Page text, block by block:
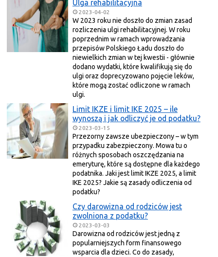
Ulga rehabilitacyjna
2023-04-02
W 2023 roku nie doszło do zmian zasad
rozliczenia ulgi rehabilitacyjnej. W roku
poprzednim w ramach wprowadzania
przepisów Polskiego Ładu doszło do
niewielkich zmian w tej kwestii - głównie
dodano wydatki, które kwalifikują się do
ulgi oraz doprecyzowano pojęcie leków,
które mogą zostać odliczone w ramach
ulgi.
Limit IKZE i limit IKE 2025 – ile
wynoszą i jak odliczyć je od podatku?
2023-03-15
Przezorny zawsze ubezpieczony – w tym
przypadku zabezpieczony. Mowa tu o
różnych sposobach oszczędzania na
emeryturę, które są dostępne dla każdego
podatnika. Jaki jest limit IKZE 2025, a limit
IKE 2025? Jakie są zasady odliczenia od
podatku?
Czy darowizna od rodziców jest
zwolniona z podatku?
2023-03-03
Darowizna od rodziców jest jedną z
popularniejszych form finansowego
wsparcia dla dzieci. Co do zasady,